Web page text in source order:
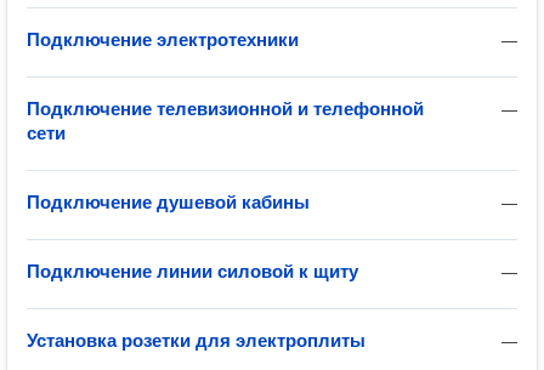
—
Подключение электротехники
—
Подключение телевизионной и телефонной
сети
—
Подключение душевой кабины
—
Подключение линии силовой к щиту
—
Установка розетки для электроплиты